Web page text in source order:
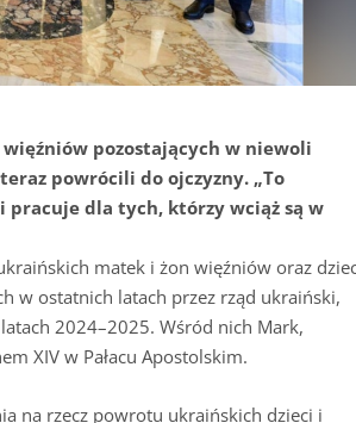
więźniów pozostających w niewoli
powrócili do ojczyzny. „To
pracuje dla tych, którzy wciąż są w
matek i żon więźniów oraz
w ostatnich latach przez rząd ukraiński,
2024–2025. Wśród nich Mark,
XIV w Pałacu Apostolskim.
na rzecz powrotu ukraińskich dzieci i